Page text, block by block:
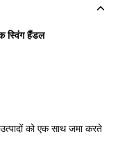
स्विंग हैंडल
को एक साथ जमा करते